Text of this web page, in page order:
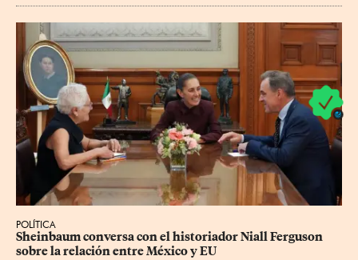
POLÍTICA
Sheinbaum conversa con el historiador Niall Ferguson
sobre la relación entre México y EU